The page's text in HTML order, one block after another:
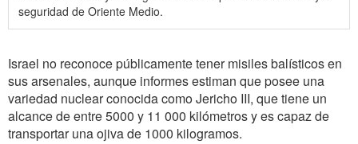
seguridad de Oriente Medio.
Israel no reconoce públicamente tener misiles balísticos en
sus arsenales, aunque informes estiman que posee una
variedad nuclear conocida como Jericho III, que tiene un
alcance de entre 5000 y 11 000 kilómetros y es capaz de
transportar una ojiva de 1000 kilogramos.